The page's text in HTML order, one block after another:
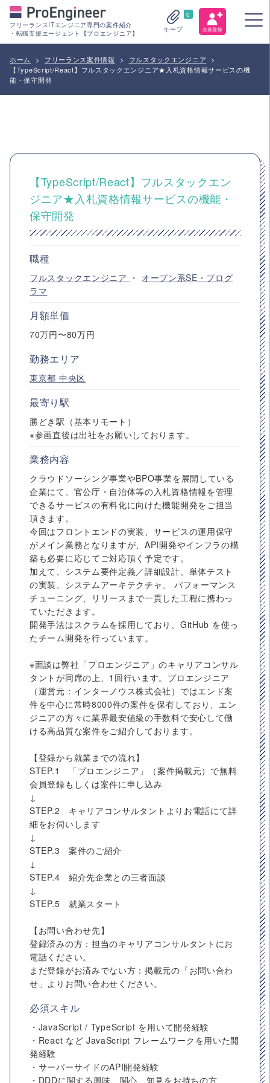
フリーランスITエンジニア専門の案件紹介
・転職支援エージェント【プロエンジニア】
0
キープ
ホーム > フリーランス案件情報 > フルスタックエンジニア
>
【TypeScript/React】フルスタックエンジニア★入札資格情報サービスの機
能・保守開発
【TypeScript/React】フルスタックエン
ジニア★入札資格情報サービスの機能・
保守開発
職種
フルスタックエンジニア ・ オープン系SE・プログ
ラマ
月額単価
70万円〜80万円
勤務エリア
東京都 中央区
最寄り駅
勝どき駅（基本リモート）
※参画直後は出社をお願いしております。
業務内容
クラウドソーシング事業やBPO事業を展開している
企業にて、官公庁・自治体等の入札資格情報を管理
できるサービスの有料化に向けた機能開発をご担当
頂きます。
今回はフロントエンドの実装、サービスの運用保守
がメイン業務となりますが、API開発やインフラの構
築も必要に応じてご対応頂く予定です。
加えて、システム要件定義／詳細設計、単体テスト
の実装、システムアーキテクチャ、 パフォーマンス
チューニング、リリースまで一貫した工程に携わっ
ていただきます。
開発手法はスクラムを採用しており、GitHub を使っ
たチーム開発を行っています。
※面談は弊社「プロエンジニア」のキャリアコンサル
タントが同席の上、1回行います。プロエンジニア
（運営元：インターノウス株式会社）ではエンド案
件を中心に常時8000件の案件を保有しており、エン
ジニアの方々に業界最安値級の手数料で安心して働
ける高品質な案件をご紹介しております。
【登録から就業までの流れ】
STEP.1 「プロエンジニア」（案件掲載元）で無料
会員登録もしくは案件に申し込み
↓
STEP.2 キャリアコンサルタントよりお電話にて詳
細をお伺いします
↓
STEP.3 案件のご紹介
↓
STEP.4 紹介先企業との三者面談
↓
STEP.5 就業スタート
【お問い合わせ先】
登録済みの方：担当のキャリアコンサルタントにお
電話ください。
まだ登録がお済みでない方：掲載元の「お問い合わ
せ」よりお問い合わせください。
必須スキル
・JavaScript / TypeScript を用いて開発経験
・React など JavaScript フレームワークを用いた開
発経験
・サーバーサイドのAPI開発経験
・DDDに関する興味、関心、知見をお持ちの方